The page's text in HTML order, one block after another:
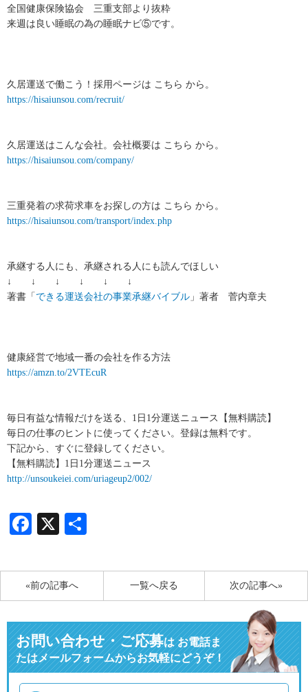
全国健康保険協会 三重支部より抜粋
来週は良い睡眠の為の睡眠ナビ⑤です。
久居運送で働こう！採用ページは こちら から。
https://hisaiunsou.com/recruit/
久居運送はこんな会社。会社概要は こちら から。
https://hisaiunsou.com/company/
三重発着の求荷求車をお探しの方は こちら から。
https://hisaiunsou.com/transport/index.php
承継する人にも、承継される人にも読んでほしい
↓ ↓ ↓ ↓ ↓ ↓
著書「 できる運送会社の事業承継バイブル 」著者 菅内章夫
健康経営で地域一番の会社を作る方法
https://amzn.to/2VTEcuR
毎日有益な情報だけを送る、1日1分運送ニュース【無料購読】
毎日の仕事のヒントに使ってください。登録は無料です。
下記から、すぐに登録してください。
【無料購読】1日1分運送ニュース
http://unsoukeiei.com/uriageup2/002/
Facebook
X
«前の記事へ 次の記事へ»
一覧へ戻る
お問い合わせ・ご応募はお電話ま
たはメールフォームからお気軽にどうぞ！